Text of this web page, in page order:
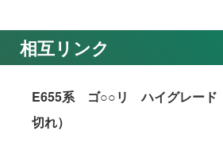
相互リンク
E655系 ゴ○○リ ハイグレード
切れ）